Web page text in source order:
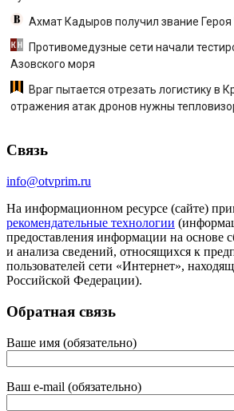
Ахмат Кадыров получил звание
Противомедузные сети начали
Азовского моря
Враг пытается отрезать логистику в
отражения атак дронов нужны
Связь
info@otvprim.ru
На информационном ресурсе (сайте)
рекомендательные технологии
предоставления информации на основе
и анализа сведений, относящихся к
пользователей сети «Интернет»,
Российской Федерации).
Обратная связь
Ваше имя (обязательно)
Ваш e-mail (обязательно)